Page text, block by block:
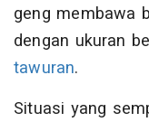
geng membawa
dengan ukuran
tawuran.
Situasi yang